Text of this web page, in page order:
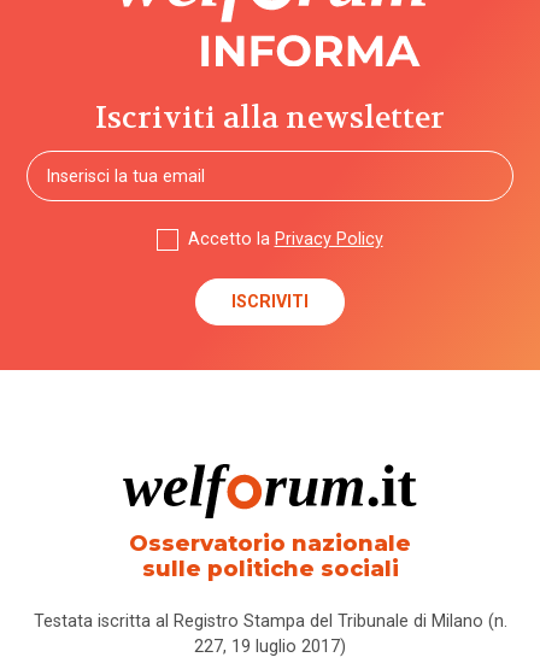
Iscriviti alla newsletter
Accetto la Privacy Policy
Osservatorio nazionale
sulle politiche sociali
Testata iscritta al Registro Stampa del Tribunale di Milano (n.
227, 19 luglio 2017)